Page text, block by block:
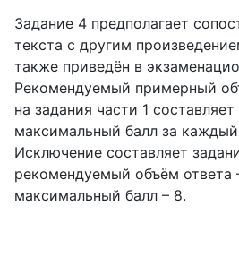
Задание 4 предполагает
текста с другим
также приведён в
Рекомендуемый примерный
на задания части 1
максимальный балл за каждый
Исключение составляет
рекомендуемый объём ответа
максимальный балл – 8.